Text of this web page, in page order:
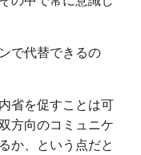
で代替できるの
省を促すことは可
方向のコミュニケ
か、という点だと